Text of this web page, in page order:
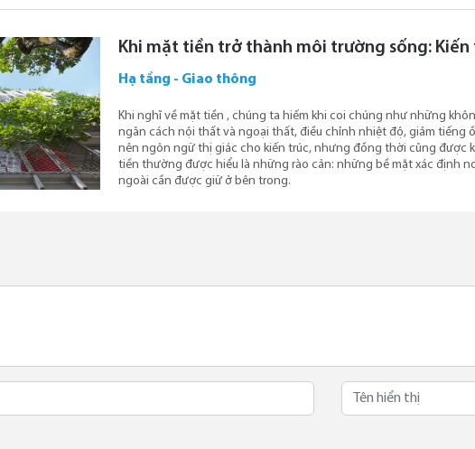
Khi mặt tiền trở thành môi trường sống:
Hạ tầng - Giao thông
Khi nghĩ về mặt tiền , chúng ta hiếm khi coi chúng như những
ngăn cách nội thất và ngoại thất, điều chỉnh nhiệt độ, giảm tiếng
nên ngôn ngữ thị giác cho kiến ​​trúc, nhưng đồng thời cũng được
tiền thường được hiểu là những rào cản: những bề mặt xác định
ngoài cần được giữ ở bên trong.